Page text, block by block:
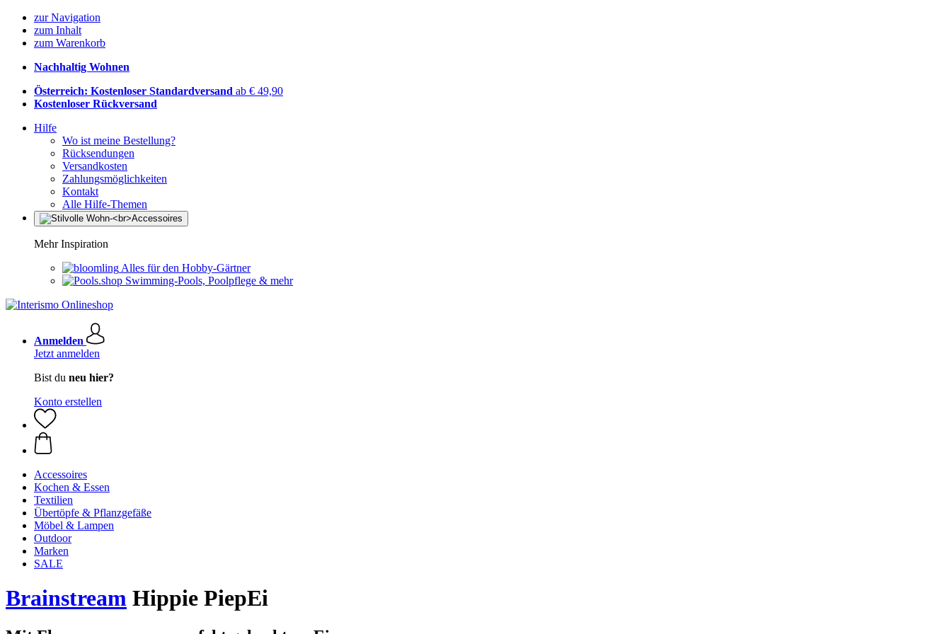
zur Navigation
zum Inhalt
zum Warenkorb
Nachhaltig Wohnen
Österreich: Kostenloser Standardversand ab € 49,90
Kostenloser Rückversand
Hilfe
Wo ist meine Bestellung?
Rücksendungen
Versandkosten
Zahlungsmöglichkeiten
Kontakt
Alle Hilfe-Themen
Mehr Inspiration
Alles für den Hobby-Gärtner
Swimming-Pools, Poolpflege & mehr
Anmelden
Jetzt anmelden
Bist du neu hier?
Konto erstellen
Accessoires
Kochen & Essen
Textilien
Übertöpfe & Pflanzgefäße
Möbel & Lampen
Outdoor
Marken
SALE
Brainstream Hippie PiepEi